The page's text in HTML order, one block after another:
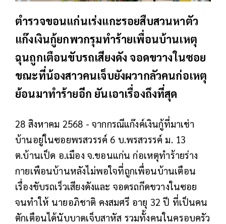
ตำรวจขอนแก่นเร่งแกะรอยสืบสวนหาตัว
แก๊งเงินกู้ยกพวกรุมทำร้ายเพื่อนบ้านเหตุ
ฉุนถูกเตือนขับรถเสียงดัง จอดขวางในซอย
ขณะที่น้องสาวคนเจ็บยังผวากลัวคนก่อเหตุ
ย้อนมาทำร้ายอีก ยันเอาเรื่องถึงที่สุด
28 สิงหาคม 2568 - จากกรณีแก๊งค์เงินกู้ที่มาเช่า
บ้านอยู่ในซอยพรสวรรค์ 6 บ.พรสวรรค์ ม. 13
ต.บ้านเป็ด อ.เมือง จ.ขอนแก่น ก่อเหตุทำร้ายร่าง
กายเพือนบ้านหลังไม่พอใจที่ถูกเพื่อนบ้านเตือน
เรื่องขับรถเร็วเสียงดังและ จอดรถกีดขวางในซอย
จนทำให้ นายอภิชาติ คงสมศรี อายุ 32 ปี ที่เป็นคน
ตักเตือนได้นับบาดเจ็บสาหัส รวมทั้งคนในครอบครัว